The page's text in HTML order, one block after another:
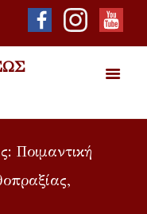
Ποιμαντική